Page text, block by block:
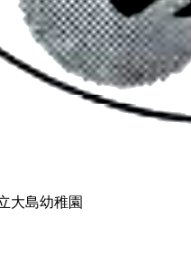
大島幼稚園